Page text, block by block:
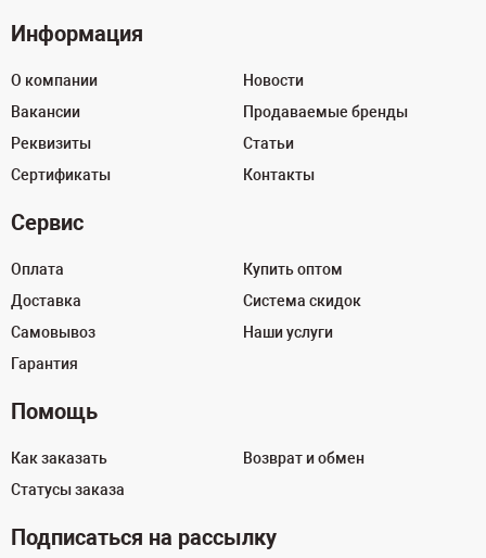
Информация
О компании
Вакансии
Реквизиты
Сертификаты
Новости
Продаваемые бренды
Статьи
Контакты
Сервис
Оплата
Доставка
Самовывоз
Гарантия
Купить оптом
Система скидок
Наши услуги
Помощь
Как заказать
Статусы заказа
Возврат и обмен
Подписаться на рассылку